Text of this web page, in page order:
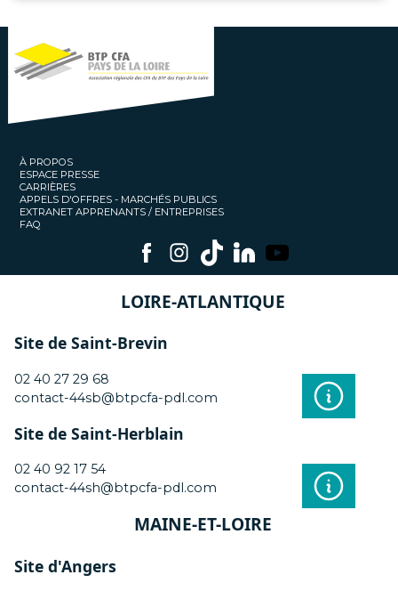
À PROPOS
ESPACE PRESSE
CARRIÈRES
APPELS D'OFFRES - MARCHÉS PUBLICS
EXTRANET APPRENANTS / ENTREPRISES
FAQ
LOIRE-ATLANTIQUE
Site de Saint-Brevin
02 40 27 29 68
contact-44sb@btpcfa-pdl.com
Site de Saint-Herblain
02 40 92 17 54
contact-44sh@btpcfa-pdl.com
MAINE-ET-LOIRE
Site d'Angers